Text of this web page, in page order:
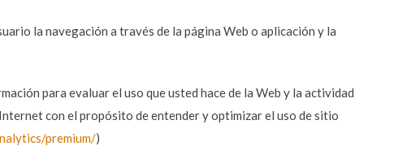
la navegación a través de la página Web o aplicación y la
para evaluar el uso que usted hace de la Web y la actividad
con el propósito de entender y optimizar el uso de sitio
premium/)